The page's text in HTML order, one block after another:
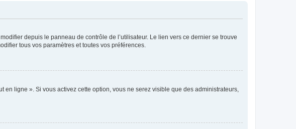
depuis le panneau de contrôle de l’utilisateur. Le lien vers ce dernier se trouve
tous vos paramètres et toutes vos préférences.
ligne ». Si vous activez cette option, vous ne serez visible que des administrateurs,